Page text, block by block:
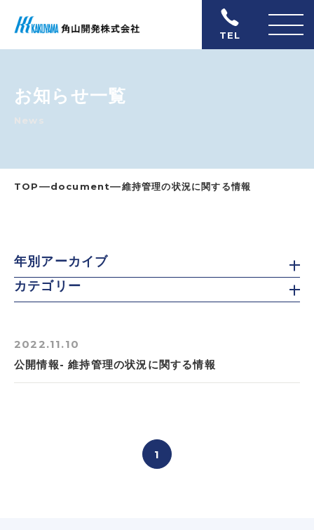
TEL
お知らせ一覧
News
TOP―document―維持管理の状況に関する情報
2022.11.10
公開情報- 維持管理の状況に関する情報
1
年別アーカイブ
カテゴリー